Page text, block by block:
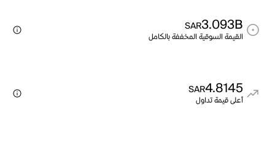
3.093B
SAR
القيمة السوقية المخففة بالكامل
4.8145
SAR
أعلى قيمة تداول